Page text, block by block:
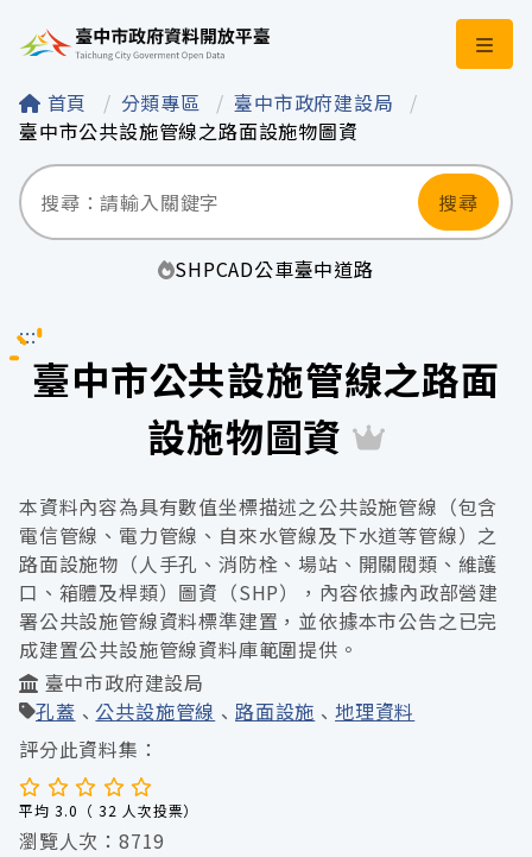
臺中市政府資料開
首頁 分類專區
臺中市政府建設局
臺中市公共設施管線之路面設施物圖資
搜尋
SHPCAD公車臺中道路
:::
臺中市公共設施管線之路面
設施物圖資
本資料內容為具有數值坐標描述之公共設施管線（包含
電信管線、電力管線、自來水管線及下水道等管線）之
路面設施物（人手孔、消防栓、場站、開關閥類、維護
口、箱體及桿類）圖資（SHP），內容依據內政部營建
署公共設施管線資料標準建置，並依據本市公告之已完
成建置公共設施管線資料庫範圍提供。
臺中市政府建設局
孔蓋
公共設施管線 路面設施
地理資料
評分此資料集：
平均 3.0（ 32 人次投票）
瀏覽人次：8719